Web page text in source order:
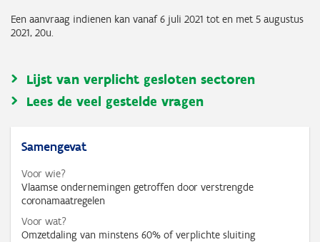
Een aanvraag indienen kan vanaf 6 juli 2021 tot en met 5 augustus
2021, 20u.
Lijst van verplicht gesloten sectoren
Lees de veel gestelde vragen
Samengevat
Voor wie?
Vlaamse ondernemingen getroffen door verstrengde
coronamaatregelen
Voor wat?
Omzetdaling van minstens 60% of verplichte sluiting